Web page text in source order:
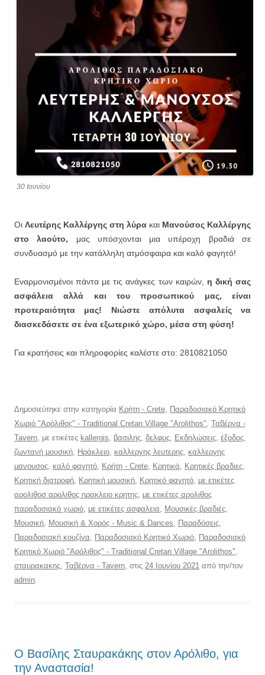
30 Ιουνίου
Οι Λευτέρης Καλλέργης στη λύρα και Μανούσος Καλλέργης
στο λαούτο, μας υπόσχονται μια υπέροχη βραδιά σε
συνδυασμό με την κατάλληλη ατμόσφαιρα και καλό φαγητό!
Εναρμονισμένοι πάντα με τις ανάγκες των καιρών, η δική σας
ασφάλεια αλλά και του προσωπικού μας, είναι
προτεραιότητα μας! Νιώστε απόλυτα ασφαλείς να
διασκεδάσετε σε ένα εξωτερικό χώρο, μέσα στη φύση!
Για κρατήσεις και πληροφορίες καλέστε στο: 2810821050
Δημοσιεύτηκε στην κατηγορία Κρήτη - Crete, Παραδοσιακό Κρητικό
Χωριό "Αρόλιθος" - Traditional Cretan Village "Arolithos", Ταβέρνα -
Tavern, με ετικέτες kallergis, βασιλης, δελφυς, Εκδηλώσεις, έξοδος,
ζωντανή μουσική, Ηράκλειο, καλλεργης λευτερης, καλλεργης
μανουσος, καλό φαγητό, Κρήτη - Crete, Κρητικά, Κρητικές βραδιες,
Κρητική διατροφή, Κρητική μουσική, Κρητικό φαγητό, με ετικέτες
αρολιθοσ αρολιθος ηρακλειο κρητης, με ετικέτες αρολιθος
παραδοσιακό χωριό, με ετικέτες ασφαλεια, Μουσικές βραδιές,
Μουσική, Μουσική & Χορός - Music & Dances, Παραδόσεις,
Παραδοσιακή κουζίνα, Παραδοσιακό Κρητικό Χωριό, Παραδοσιακό
Κρητικό Χωριό "Αρόλιθος" - Traditional Cretan Village "Arolithos",
σταυρακακης, Ταβέρνα - Tavern, στις 24 Ιουνίου 2021 από την/τον
admin.
Ο Βασίλης Σταυρακάκης στον Αρόλιθο, για
την Αναστασία!